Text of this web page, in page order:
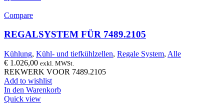
Compare
REGALSYSTEM FÜR 7489.2105
Kühlung, Kühl- und tiefkühlzellen, Regale System, Alle
€ 1.026,00 exkl. MWSt.
REKWERK VOOR 7489.2105
Add to wishlist
In den Warenkorb
Quick view